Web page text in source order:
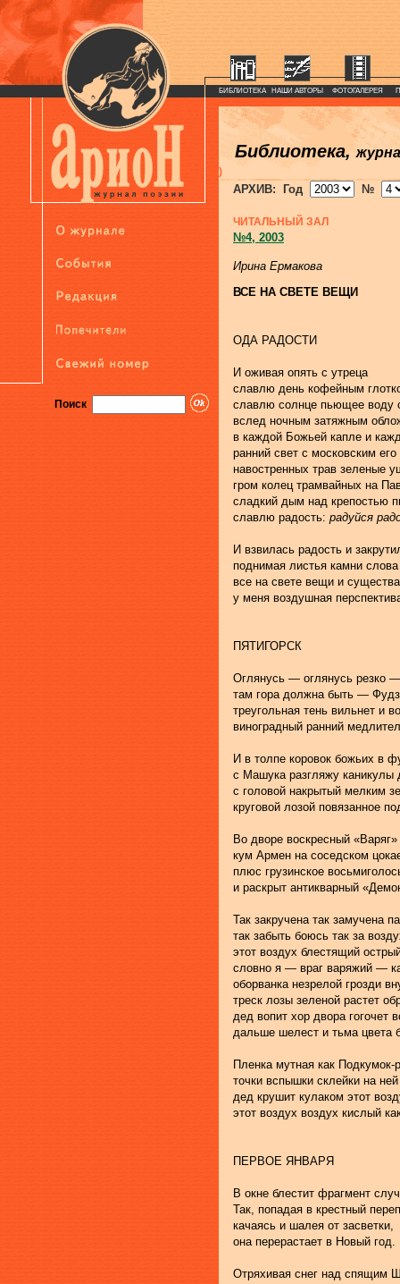
Поиск
БИБЛИОТЕКА НАШИ АВТОРЫ ФОТОГАЛЕРЕЯ
Библиотека,
)
АРХИВ: Год №
ЧИТАЛЬНЫЙ ЗАЛ
№4, 2003
Ирина Ермакова
ВСЕ НА СВЕТЕ ВЕЩИ
ОДА РАДОСТИ
И оживая опять с утреца
славлю день кофейным
славлю солнце пьющее воду
вслед ночным затяжным
в каждой Божьей капле и
ранний свет с московским
навостренных трав зеленые
гром колец трамвайных на
сладкий дым над крепостью
славлю радость: радуйся
И взвилась радость и
поднимая листья камни слова
все на свете вещи и
у меня воздушная
ПЯТИГОРСК
Оглянусь — оглянусь резко
там гора должна быть —
треугольная тень вильнет и
виноградный ранний
И в толпе коровок божьих в
с Машука разгляжу каникулы
с головой накрытый мелким
круговой лозой повязанное
Во дворе воскресный
кум Армен на соседском
плюс грузинское
и раскрыт антикварный
Так закручена так замучена
так забыть боюсь так за
этот воздух блестящий
словно я — враг варяжий —
оборванка незрелой грозди
треск лозы зеленой растет
дед вопит хор двора гогочет
дальше шелест и тьма цвета
Пленка мутная как Подкумок-
точки вспышки склейки на
дед крушит кулаком этот
этот воздух воздух кислый
ПЕРВОЕ ЯНВАРЯ
В окне блестит фрагмент
Так, попадая в крестный
качаясь и шалея от засветки,
она перерастает в Новый год.
Отряхивая снег над спящим